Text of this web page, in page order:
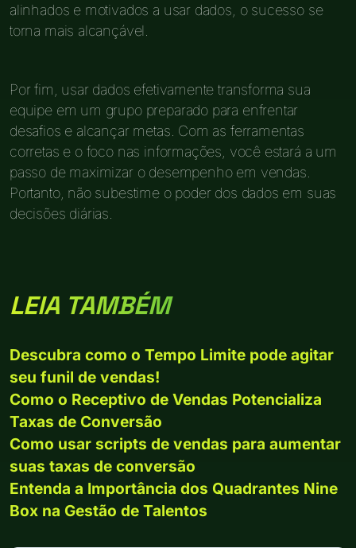
alinhados e motivados a usar dados, o sucesso se
torna mais alcançável.
Por fim, usar dados efetivamente transforma sua
equipe em um grupo preparado para enfrentar
desafios e alcançar metas. Com as ferramentas
corretas e o foco nas informações, você estará a um
passo de maximizar o desempenho em vendas.
Portanto, não subestime o poder dos dados em suas
decisões diárias.
LEIA TAMBÉM
Descubra como o Tempo Limite pode agitar
seu funil de vendas!
Como o Receptivo de Vendas Potencializa
Taxas de Conversão
Como usar scripts de vendas para aumentar
suas taxas de conversão
Entenda a Importância dos Quadrantes Nine
Box na Gestão de Talentos